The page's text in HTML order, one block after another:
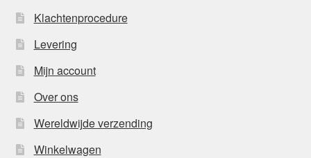
Klachtenprocedure
Levering
Mijn account
Over ons
Wereldwijde verzending
Winkelwagen